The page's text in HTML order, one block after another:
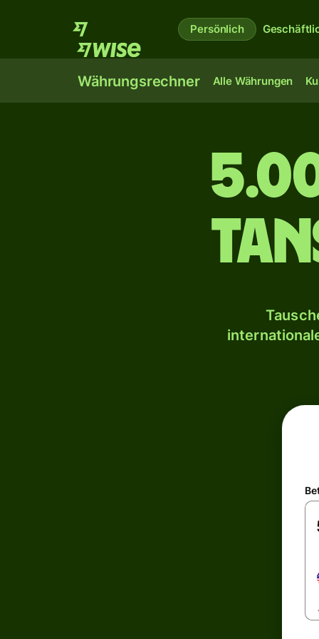
Persönlich
Währungsrechner Alle Währungen